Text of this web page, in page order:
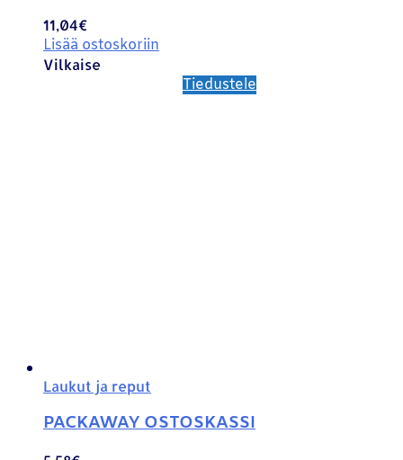
11,04€
Lisää ostoskoriin
Vilkaise
Tiedustele
Laukut ja reput
PACKAWAY OSTOSKASSI